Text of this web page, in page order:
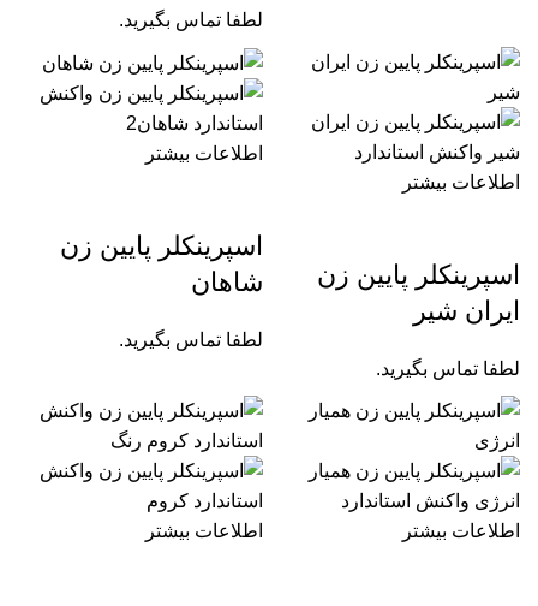
لطفا تماس بگیرید.
اطلاعات بیشتر
اسپرینکلر پایین زن
ایران شیر
لطفا تماس بگیرید.
اطلاعات بیشتر
اسپرینکلر پایین زن
شاهان
لطفا تماس بگیرید.
اطلاعات بیشتر اطلاعات بیشتر